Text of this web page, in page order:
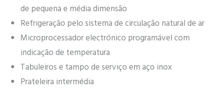
de pequena e média dimensão
Refrigeração pelo sistema de circulação natural de ar
Microprocessador electrónico programável com
indicação de temperatura
Tabuleiros e tampo de serviço em aço inox
Prateleira intermédia